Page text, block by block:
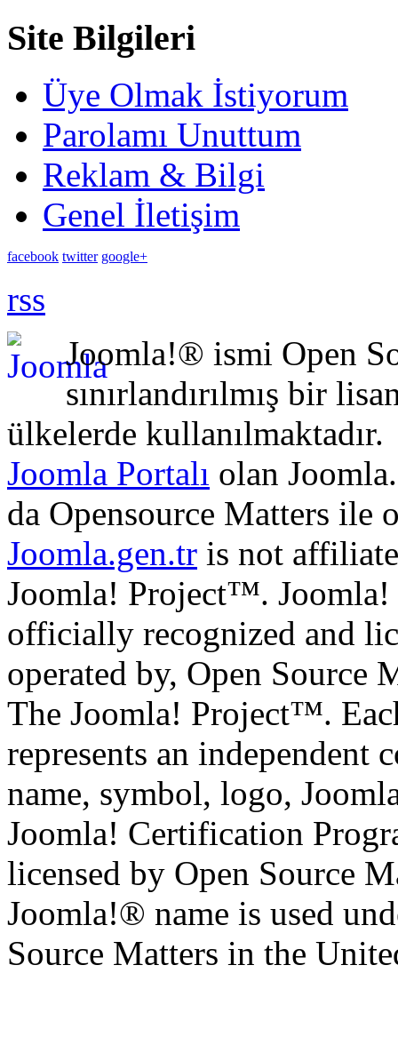
Site Bilgileri
Üye Olmak İstiyorum
Parolamı Unuttum
Reklam & Bilgi
Genel İletişim
facebook twitter google+
rss
Joomla!® ismi Open
sınırlandırılmış bir
ülkelerde kullanılmaktadır.
Joomla Portalı olan
da Opensource Matters ile
Joomla.gen.tr is not
Joomla! Project™.
officially recognized and
operated by, Open Source
The Joomla! Project™.
represents an independent
name, symbol, logo,
Joomla! Certification
licensed by Open Source
Joomla!® name is used
Source Matters in the